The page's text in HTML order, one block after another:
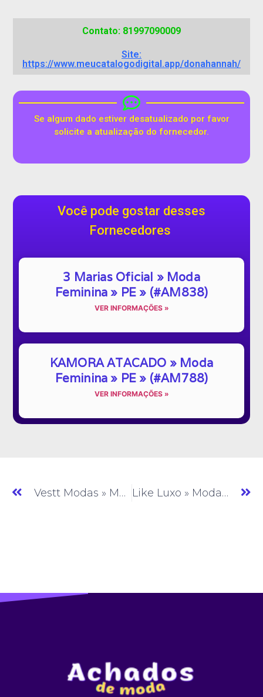
Contato: 81997090009
Site:
https://www.meucatalogodigital.app/donahannah/
Se algum dado estiver desatualizado por favor
solicite a atualização do fornecedor.
Você pode gostar desses
Fornecedores
3 Marias Oficial » Moda
Feminina » PE » (#AM838)
VER INFORMAÇÕES »
KAMORA ATACADO » Moda
Feminina » PE » (#AM788)
VER INFORMAÇÕES »
Vestt Modas » Moda Praia » PE » (#AM252) Like Luxo » Moda Feminina » PE » (#AM254)